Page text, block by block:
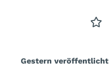
Gestern veröffentlicht